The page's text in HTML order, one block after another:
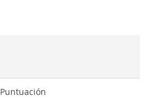
Puntuación